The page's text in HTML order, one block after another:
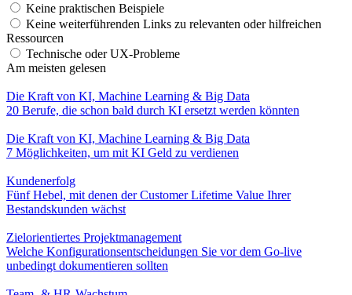
Keine praktischen Beispiele
Keine weiterführenden Links zu relevanten oder hilfreichen
Ressourcen
Technische oder UX-Probleme
Am meisten gelesen
Die Kraft von KI, Machine Learning & Big Data
20 Berufe, die schon bald durch KI ersetzt werden könnten
Die Kraft von KI, Machine Learning & Big Data
7 Möglichkeiten, um mit KI Geld zu verdienen
Kundenerfolg
Fünf Hebel, mit denen der Customer Lifetime Value Ihrer
Bestandskunden wächst
Zielorientiertes Projektmanagement
Welche Konfigurationsentscheidungen Sie vor dem Go-live
unbedingt dokumentieren sollten